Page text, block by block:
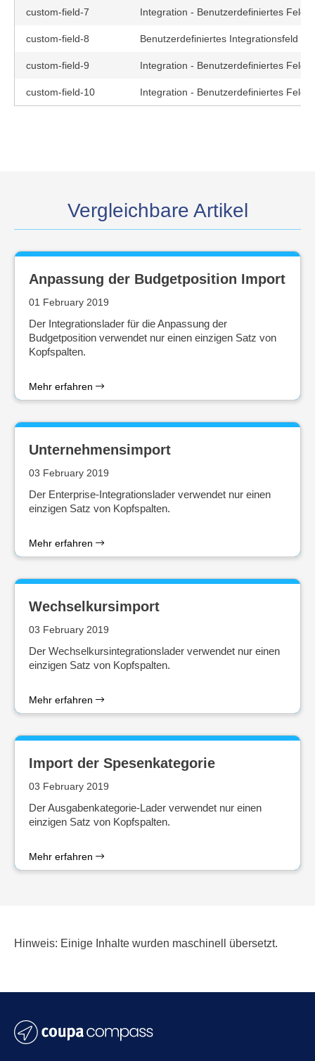
custom-field-7 Integration - Benutzerdefiniertes Feld 7
custom-field-8 Benutzerdefiniertes Integrationsfeld 8
custom-field-9 Integration - Benutzerdefiniertes Feld 9
custom-field-10 Integration - Benutzerdefiniertes Feld
Vergleichbare Artikel
Anpassung der Budgetposition Import
01 February 2019
Der Integrationslader für die Anpassung der
Budgetposition verwendet nur einen einzigen Satz von
Kopfspalten.
Mehr erfahren
Unternehmensimport
03 February 2019
Der Enterprise-Integrationslader verwendet nur einen
einzigen Satz von Kopfspalten.
Mehr erfahren
Wechselkursimport
03 February 2019
Der Wechselkursintegrationslader verwendet nur einen
einzigen Satz von Kopfspalten.
Mehr erfahren
Import der Spesenkategorie
03 February 2019
Der Ausgabenkategorie-Lader verwendet nur einen
einzigen Satz von Kopfspalten.
Mehr erfahren
Hinweis: Einige Inhalte wurden maschinell übersetzt.